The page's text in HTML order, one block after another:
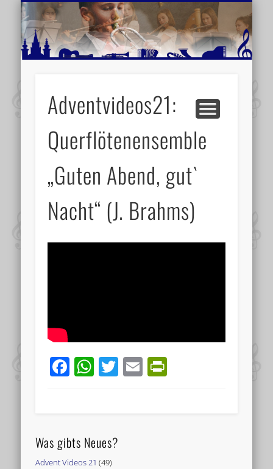
MUSIKSCHULE MARIAZELL
AKTUELLE BERICHTE
SCHULE
VIDEOS
VERANSTALTUNGSTIPPS
WEITERE INFORMATIONEN
Adventvideos21:
Querflötenensemble
„Guten Abend, gut`
Nacht“ (J. Brahms)
Facebook
WhatsApp
Twitter
Email
Was gibts Neues?
Advent Videos 21 (49)